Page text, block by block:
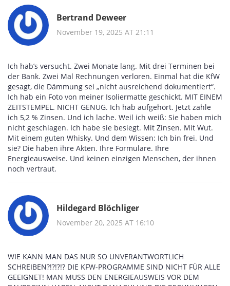
Bertrand Deweer
November 19, 2025 AT 21:11
Ich hab’s versucht. Zwei Monate lang. Mit drei Terminen bei
der Bank. Zwei Mal Rechnungen verloren. Einmal hat die KfW
gesagt, die Dämmung sei „nicht ausreichend dokumentiert“.
Ich hab ein Foto von meiner Isoliermatte geschickt. MIT EINEM
ZEITSTEMPEL. NICHT GENUG. Ich hab aufgehört. Jetzt zahle
ich 5,2 % Zinsen. Und ich lache. Weil ich weiß: Sie haben mich
nicht geschlagen. Ich habe sie besiegt. Mit Zinsen. Mit Wut.
Mit einem guten Whisky. Und dem Wissen: Ich bin frei. Und
sie? Die haben ihre Akten. Ihre Formulare. Ihre
Energieausweise. Und keinen einzigen Menschen, der ihnen
noch vertraut.
Hildegard Blöchliger
November 20, 2025 AT 16:10
WIE KANN MAN DAS NUR SO UNVERANTWORTLICH
SCHREIBEN?!?!?!? DIE KFW-PROGRAMME SIND NICHT FÜR ALLE
GEEIGNET! MAN MUSS DEN ENERGIEAUSWEIS VOR DEM